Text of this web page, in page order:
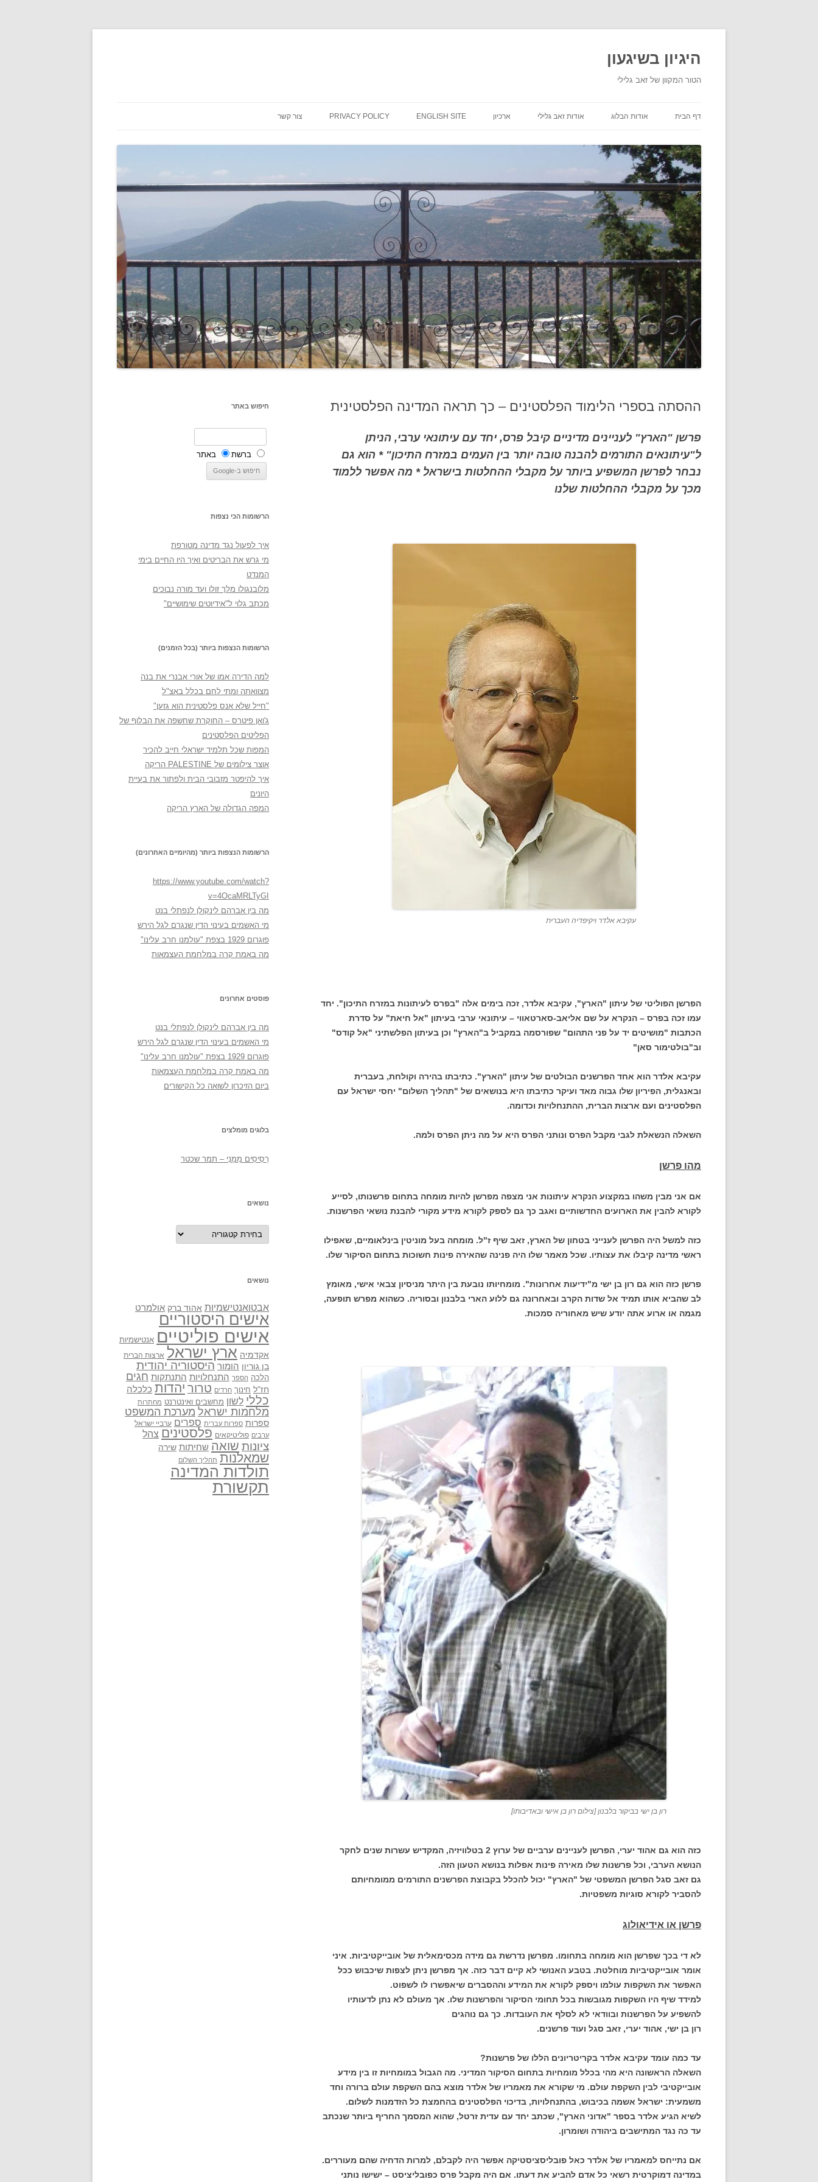
היגיון בשיגעון
הטור המקוון של זאב גלילי
דף הבית אודות הבלוג אודות זאב גלילי ארכיון ENGLISH SITE
PRIVACY POLICY צור קשר
ההסתה בספרי הלימוד הפלסטינים – כך תראה המדינה הפלסטינית
פרשן "הארץ" לעניינים מדיניים קיבל פרס, יחד עם עיתונאי ערבי, הניתן
ל"עיתונאים התורמים להבנה טובה יותר בין העמים במזרח התיכון" * הוא גם
נבחר לפרשן המשפיע ביותר על מקבלי ההחלטות בישראל * מה אפשר ללמוד
מכך על מקבלי ההחלטות שלנו
עקיבא אלדר ויקיפדיה העברית
הפרשן הפוליטי של עיתון "הארץ", עקיבא אלדר, זכה בימים אלה "בפרס לעיתונות במזרח התיכון". יחד
עמו זכה בפרס – הנקרא על שם אליאב-סארטאווי – עיתונאי ערבי בעיתון "אל חיאת" על סדרת
הכתבות "מושיטים יד על פני התהום" שפורסמה במקביל ב"הארץ" וכן בעיתון הפלשתיני "אל קודס"
וב"בולטימור סאן"
עקיבא אלדר הוא אחד הפרשנים הבולטים של עיתון "הארץ". כתיבתו בהירה וקולחת, בעברית
ובאנגלית, הפיריון שלו גבוה מאד ועיקר כתיבתו היא בנושאים של "תהליך השלום" יחסי ישראל עם
הפלסטינים ועם ארצות הברית, ההתנחלויות וכדומה.
השאלה הנשאלת לגבי מקבל הפרס ונותני הפרס היא על מה ניתן הפרס ולמה.
מהו פרשן
אם אני מבין משהו במקצוע הנקרא עיתונות אני מצפה מפרשן להיות מומחה בתחום פרשנותו, לסייע
לקורא להבין את הארועים החדשותיים ואגב כך גם לספק לקורא מידע מקורי להבנת נושאי הפרשנות.
כזה למשל היה הפרשן לענייני בטחון של הארץ, זאב שיף ז"ל. מומחה בעל מוניטין בינלאומיים, שאפילו
ראשי מדינה קיבלו את עצותיו. שכל מאמר שלו היה פנינה שהאירה פינות חשוכות בתחום הסיקור שלו.
פרשן כזה הוא גם רון בן ישי מ"ידיעות אחרונות". מומחיותו נובעת בין היתר מניסיון צבאי אישי, מאומץ
לב שהביא אותו תמיד אל שדות הקרב ובאחרונה גם ללוע הארי בלבנון ובסוריה. כשהוא מפרש תופעה,
מגמה או ארוע אתה יודע שיש מאחוריה סמכות.
רון בן ישי בביקור בלבנון [צילום רון בן אישי ובאדיבותו]
כזה הוא גם אהוד יערי, הפרשן לעניינים ערביים של ערוץ 2 בטלוויזיה, המקדיש עשרות שנים לחקר
הנושא הערבי, וכל פרשנות שלו מאירה פינות אפלות בנושא הטעון הזה.
גם זאב סגל הפרשן המשפטי של "הארץ" יכול להכלל בקבוצת הפרשנים התורמים ממומחיותם
להסביר לקורא סוגיות משפטיות.
פרשן או אידיאולוג
לא די בכך שפרשן הוא מומחה בתחומו. מפרשן נדרשת גם מידה מכסימאלית של אובייקטיביות. איני
אומר אובייקטיביות מוחלטת. בטבע האנושי לא קיים דבר כזה. אך מפרשן ניתן לצפות שיכבוש ככל
האפשר את השקפות עולמו ויספק לקורא את המידע וההסברים שיאפשרו לו לשפוט.
למידד שיף היו השקפות מגובשות בכל תחומי הסיקור והפרשנות שלו. אך מעולם לא נתן לדעותיו
להשפיע על הפרשנות ובוודאי לא לסלף את העובדות. כך גם נוהגים
רון בן ישי, אהוד יערי, זאב סגל ועוד פרשנים.
עד כמה עומד עקיבא אלדר בקריטריונים הללו של פרשנות?
השאלה הראשונה היא מהי בכלל מומחיות בתחום הסיקור המדיני. מה הגבול במומחיות זו בין מידע
אובייקטיבי לבין השקפת עולם. מי שקורא את מאמריו של אלדר מוצא בהם השקפת עולם ברורה וחד
משמעית: ישראל אשמה בכיבוש, בהתנחלויות, בדיכוי הפלסטינים בהחמצת כל הזדמנות לשלום.
לשיא הגיע אלדר בספר "אדוני הארץ", שכתב יחד עם עדית זרטל, שהוא המסמך החריף ביותר שנכתב
עד כה נגד המתישבים ביהודה ושומרון.
אם נתייחס למאמריו של אלדר כאל פובליסציסטיקה אפשר היה לקבלם, למרות הדחיה שהם מעוררים.
במדינה דמוקרטית רשאי כל אדם להביע את דעתו. אם היה מקבל פרס כפובליציסט – ישישו נותני
חיפוש באתר
ברשת באתר
הרשומות הכי נצפות
איך לפעול נגד מדינה מטורפת
מי גרש את הבריטים ואיך היו החיים בימי
המנדט
מלובנגולו מלך זולו ועד מורה נבוכים
מכתב גלוי ל"אידיוטים שימושיים"
הרשומות הנצפות ביותר (בכל הזמנים)
למה הדירה אמו של אורי אבנרי את בנה
מצוואתה ומתי לחם בכלל באצ"ל
"חייל שלא אנס פלסטינית הוא גזען"
ג'ואן פיטרס – החוקרת שחשפה את הבלוף של
הפליטים הפלסטינים
המפות שכל תלמיד ישראלי חייב להכיר
אוצר צילומים של PALESTINE הריקה
איך להיפטר מזבובי הבית ולפתור את בעיית
היונים
המפה הגדולה של הארץ הריקה
הרשומות הנצפות ביותר (מהיומיים האחרונים)
https://www.youtube.com/watch?
v=4OcaMRLTyGI
מה בין אברהם לינקולן לנפתלי בנט
מי האשמים בעינוי הדין שנגרם לגל הירש
פוגרום 1929 בצפת "עולמנו חרב עלינו"
מה באמת קרה במלחמת העצמאות
פוסטים אחרונים
מה בין אברהם לינקולן לנפתלי בנט
מי האשמים בעינוי הדין שנגרם לגל הירש
פוגרום 1929 בצפת "עולמנו חרב עלינו"
מה באמת קרה במלחמת העצמאות
ביום הזיכרון לשואה כל הקישורים
בלוגים מומלצים
רְסִיסִים מִמֶנִי – תמר שכטר
נושאים
נושאים
נושאים
אבטואנטישמיות אהוד ברק אולמרט
אישים היסטוריים
אישים פוליטיים אנטישמיות
אקדמיה ארץ ישראל ארצות הברית
בן גוריון הומור היסטוריה יהודית
הלכה הספר התנחלויות התנתקות חגים
חז"ל חינוך חרדים טרור יהדות כלכלה
כללי לשון מחשבים ואינטרנט מחתרות
מלחמות ישראל מערכת המשפט
ספרות ספרות עברית ספרים ערביי ישראל
ערבים פוליטיקאים פלסטינים צהל
ציונות שואה שחיתות שירה
שמאלנות תהליך השלום
תולדות המדינה
תקשורת